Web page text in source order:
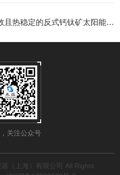
应用分享 | 高效且热稳定的反式钙钛矿太阳能电池
关注公众号
（上海）有限公司 All Rights